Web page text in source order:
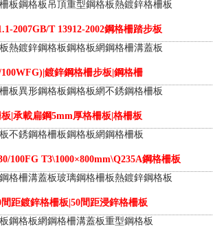
板鋼格板吊頂重型鋼格板熱鍍鋅格柵板
2007GB/T 13912-2002鋼格柵踏步板
熱鍍鋅鋼格板鋼格板網鋼格柵溝蓋板
鍍鋅鋼格柵步板|鋼格柵
板異形鋼格板鋼格板網不銹鋼格柵板
|承載扁鋼5mm厚格柵板|格柵板
不銹鋼格柵板鋼格板網鋼格柵板
100FG T3\1000×800mm\Q235A鋼格柵板
鋼格柵溝蓋板玻璃鋼格柵板熱鍍鋅鋼格板
距鍍鋅格柵板|50間距浸鋅格柵板
鋼格板網鋼格柵溝蓋板重型鋼格板